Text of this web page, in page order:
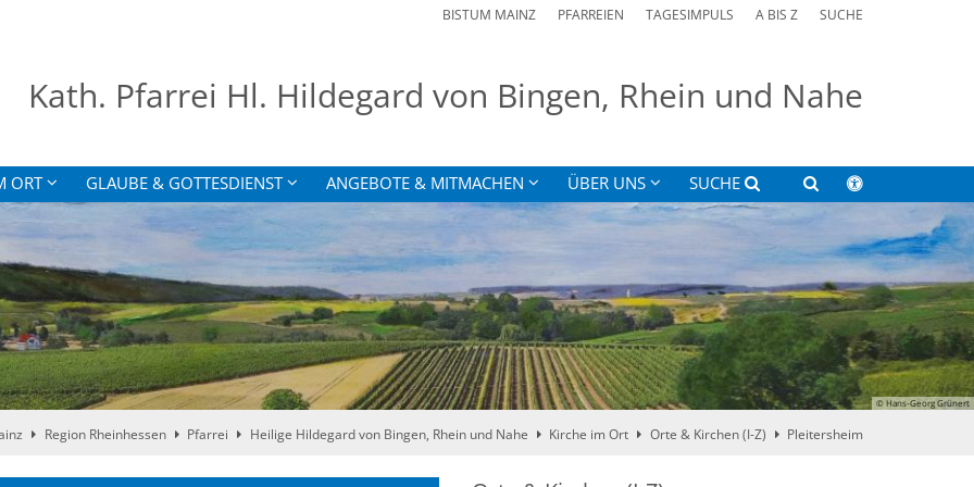
BISTUM MAINZ PFARREIEN TAGESIMPULS A BIS Z SUCHE
Kath. Pfarrei Hl. Hildegard von Bingen, Rhein und Nahe
ORT GLAUBE & GOTTESDIENST ANGEBOTE & MITMACHEN ÜBER UNS SUCHE
© Hans-Georg Grünert
Region Rheinhessen Pfarrei Heilige Hildegard von Bingen, Rhein und Nahe Kirche im Ort Orte & Kirchen (I-Z) Pleitersheim